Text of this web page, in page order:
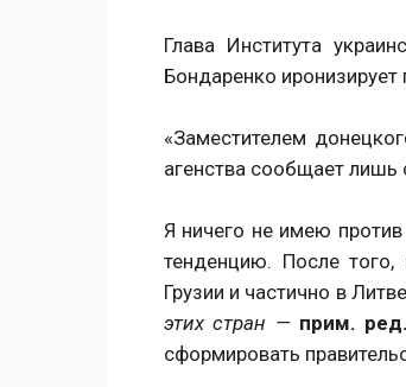
Глава Института
Бондаренко
«Заместителем
агенства сообщает лишь
Я ничего не имею
тенденцию. После
Грузии и частично в
этих стран — прим.
сформировать